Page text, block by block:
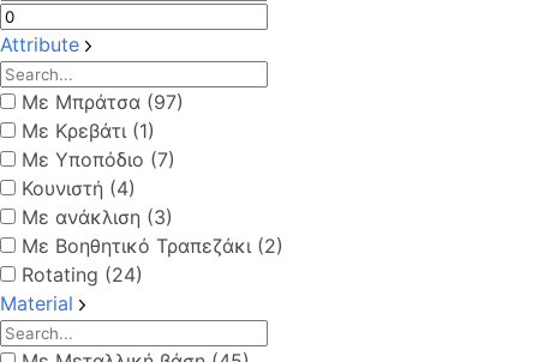
Attribute
Με Μπράτσα (97)
Με Κρεβάτι (1)
Με Υποπόδιο (7)
Κουνιστή (4)
Με ανάκλιση (3)
Με Βοηθητικό Τραπεζάκι (2)
Rotating (24)
Material